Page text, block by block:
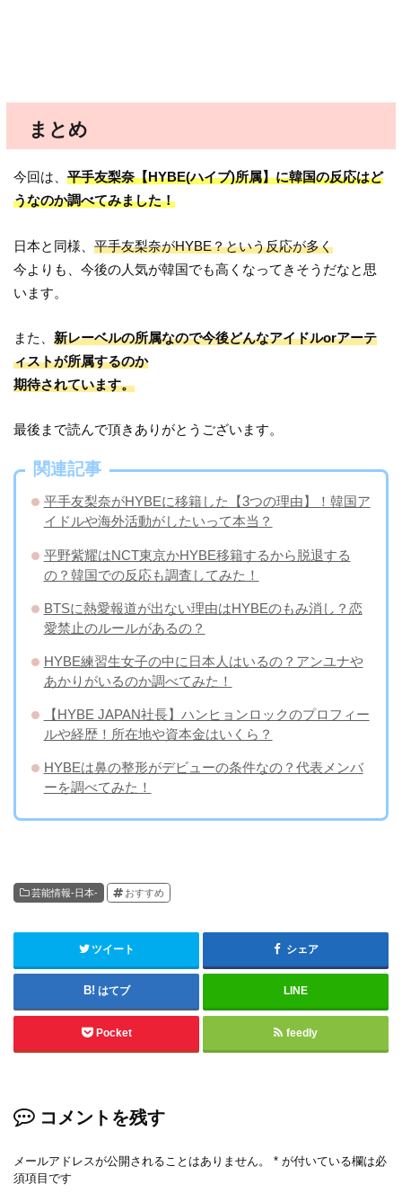
まとめ
今回は、平手友梨奈【HYBE(ハイブ)所属】に韓国の反応はど
うなのか調べてみました！
日本と同様、平手友梨奈がHYBE？という反応が多く
今よりも、今後の人気が韓国でも高くなってきそうだなと思
います。
また、新レーベルの所属なので今後どんなアイドルorアーテ
ィストが所属するのか
期待されています。
最後まで読んで頂きありがとうございます。
関連記事
平手友梨奈がHYBEに移籍した【3つの理由】！韓国ア
イドルや海外活動がしたいって本当？
平野紫耀はNCT東京かHYBE移籍するから脱退する
の？韓国での反応も調査してみた！
BTSに熱愛報道が出ない理由はHYBEのもみ消し？恋
愛禁止のルールがあるの？
HYBE練習生女子の中に日本人はいるの？アンユナや
あかりがいるのか調べてみた！
【HYBE JAPAN社長】ハンヒョンロックのプロフィー
ルや経歴！所在地や資本金はいくら？
HYBEは鼻の整形がデビューの条件なの？代表メンバ
ーを調べてみた！
芸能情報-日本- おすすめ
ツイート シェア
はてブ LINE
Pocket feedly
コメントを残す
メールアドレスが公開されることはありません。 * が付いている欄は必
須項目です